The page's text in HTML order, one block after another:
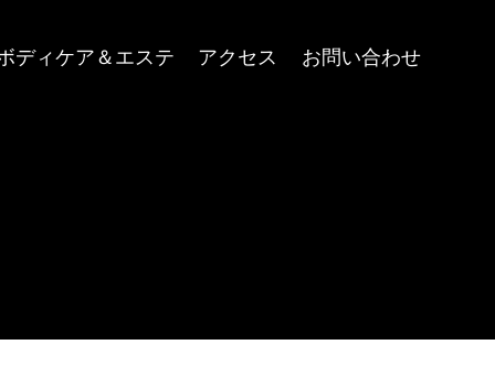
ディケア＆エステ アクセス お問い合わせ